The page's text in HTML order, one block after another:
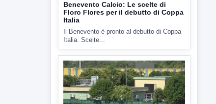
Benevento Calcio: Le scelte di
Floro Flores per il debutto di Coppa
Italia
Il Benevento è pronto al debutto di Coppa
Italia. Scelte...